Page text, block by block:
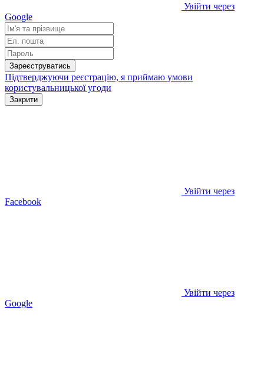
Увійти через
Google
Зареєструватись
Підтверджуючи реєстрацію, я приймаю умови
користувальницької угоди
Закрити
Увійти через
Facebook
Увійти через
Google